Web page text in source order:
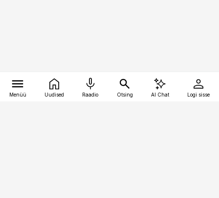
Menüü Uudised Raadio Otsing AI Chat Logi sisse